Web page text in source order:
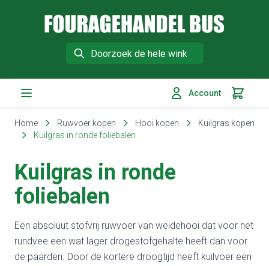
Search
Account
Home Ruwvoer kopen Hooi kopen
Kuilgras kopen
Kuilgras in ronde foliebalen
Kuilgras in ronde
foliebalen
Een absoluut stofvrij ruwvoer van weidehooi dat voor het
rundvee een wat lager drogestofgehalte heeft dan voor
de paarden. Door de kortere droogtijd heeft kuilvoer een